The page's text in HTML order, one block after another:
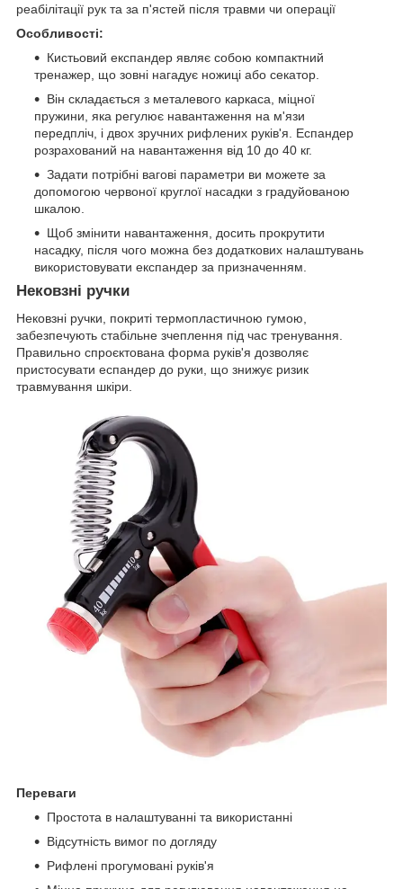
реабілітації рук та за п'ястей після травми чи операції
Особливості:
Кистьовий експандер являє собою компактний
тренажер, що зовні нагадує ножиці або секатор.
Він складається з металевого каркаса, міцної
пружини, яка регулює навантаження на м'язи
передпліч, і двох зручних рифлених руків'я. Еспандер
розрахований на навантаження від 10 до 40 кг.
Задати потрібні вагові параметри ви можете за
допомогою червоної круглої насадки з градуйованою
шкалою.
Щоб змінити навантаження, досить прокрутити
насадку, після чого можна без додаткових налаштувань
використовувати експандер за призначенням.
Нековзні ручки
Нековзні ручки, покриті термопластичною гумою,
забезпечують стабільне зчеплення під час тренування.
Правильно спроєктована форма руків'я дозволяє
пристосувати еспандер до руки, що знижує ризик
травмування шкіри.
Переваги
Простота в налаштуванні та використанні
Відсутність вимог по догляду
Рифлені прогумовані руків'я